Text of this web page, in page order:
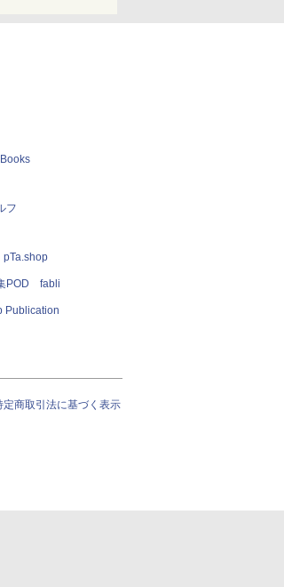
フ
POD fabli
Publication
定商取引法に基づく表示